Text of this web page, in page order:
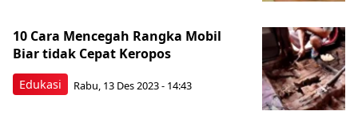
Edukasi
10 Cara Mencegah Rangka Mobil
Biar tidak Cepat Keropos
Rabu, 13 Des 2023 - 14:43